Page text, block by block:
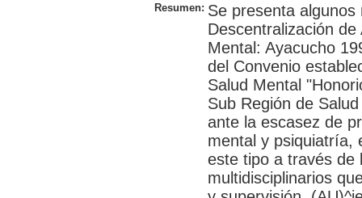
Resumen: Se presenta
Descentralización
Mental: Ayacucho
del Convenio
Salud Mental
Sub Región de
ante la escasez de
mental y psiquiatría,
este tipo a través de
multidisciplinarios